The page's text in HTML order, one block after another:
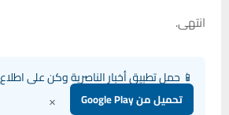
انتهى.
📱 حمل تطبيق أخبار الناصرية وكن على
تحميل من Google Play ×